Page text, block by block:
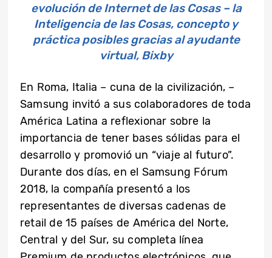
evolución de Internet de las Cosas – la
Inteligencia de las Cosas, concepto y
práctica posibles gracias al ayudante
virtual, Bixby
En Roma, Italia – cuna de la civilización, –
Samsung invitó a sus colaboradores de toda
América Latina a reflexionar sobre la
importancia de tener bases sólidas para el
desarrollo y promovió un “viaje al futuro”.
Durante dos días, en el Samsung Fórum
2018, la compañía presentó a los
representantes de diversas cadenas de
retail de 15 países de América del Norte,
Central y del Sur, su completa línea